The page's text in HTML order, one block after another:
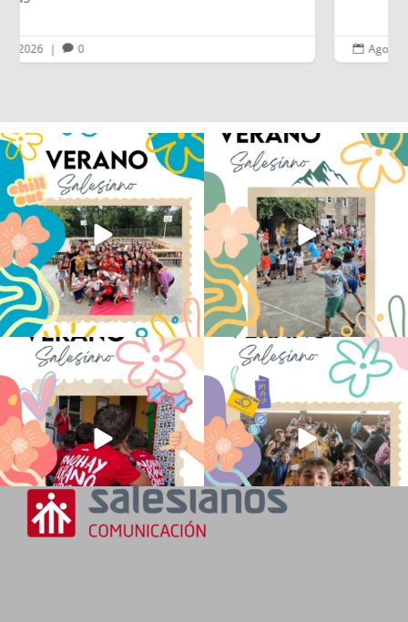
 Ago 6, 2026
Los alumnos de 6º de Primaria, 1º y 2º
de la ESO...
145 2
La diversión y la alegría también se han
sentido...
95 0
No hay verano sin que sea Salesiano ❤️
💫 en Luz 4
...
0
viviendo la alegría en el campamento
...